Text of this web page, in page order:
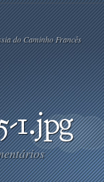
do Caminho Francês
1.jpg